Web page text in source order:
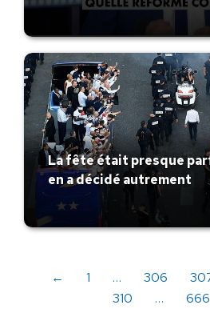
La fête était presque
en a décidé autrement
← 1 … 306
310
… 666